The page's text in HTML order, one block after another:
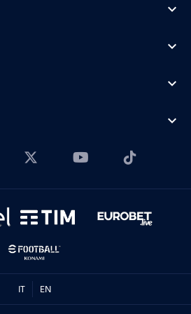
expand_more
expand_more
expand_more
expand_more
IT EN